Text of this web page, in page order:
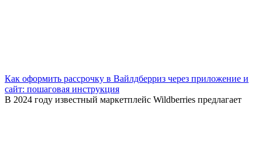
Как оформить рассрочку в Вайлдберриз через приложение и
сайт: пошаговая инструкция
В 2024 году известный маркетплейс Wildberries предлагает